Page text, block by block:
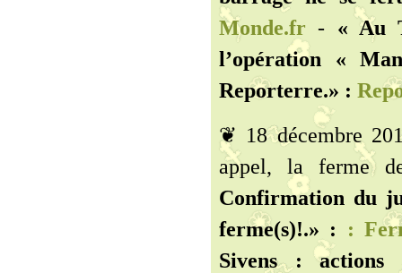
Monde.fr - « Au
l’opération «
Reporterre.» :
❦ 18 décembre
appel, la ferme
Confirmation du
ferme(s)!.» :
:
Sivens : actions